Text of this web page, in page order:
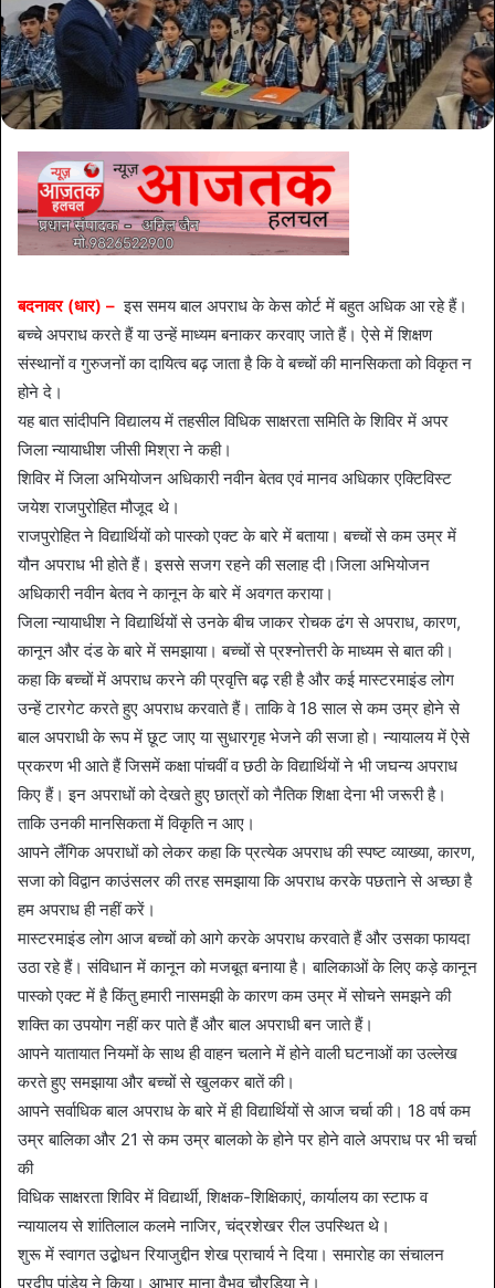
बदनावर (धार) – इस समय बाल अपराध के केस कोर्ट में बहुत अधिक आ रहे हैं।
बच्चे अपराध करते हैं या उन्हें माध्यम बनाकर करवाए जाते हैं। ऐसे में शिक्षण
संस्थानों व गुरुजनों का दायित्व बढ़ जाता है कि वे बच्चों की मानसिकता को विकृत न
होने दे।
यह बात सांदीपनि विद्यालय में तहसील विधिक साक्षरता समिति के शिविर में अपर
जिला न्यायाधीश जीसी मिश्रा ने कही।
शिविर में जिला अभियोजन अधिकारी नवीन बेतव एवं मानव अधिकार एक्टिविस्ट
जयेश राजपुरोहित मौजूद थे।
राजपुरोहित ने विद्यार्थियों को पास्को एक्ट के बारे में बताया। बच्चों से कम उम्र में
यौन अपराध भी होते हैं। इससे सजग रहने की सलाह दी।जिला अभियोजन
अधिकारी नवीन बेतव ने कानून के बारे में अवगत कराया।
जिला न्यायाधीश ने विद्यार्थियों से उनके बीच जाकर रोचक ढंग से अपराध, कारण,
कानून और दंड के बारे में समझाया। बच्चों से प्रश्नोत्तरी के माध्यम से बात की।
कहा कि बच्चों में अपराध करने की प्रवृत्ति बढ़ रही है और कई मास्टरमाइंड लोग
उन्हें टारगेट करते हुए अपराध करवाते हैं। ताकि वे 18 साल से कम उम्र होने से
बाल अपराधी के रूप में छूट जाए या सुधारगृह भेजने की सजा हो। न्यायालय में ऐसे
प्रकरण भी आते हैं जिसमें कक्षा पांचवीं व छठी के विद्यार्थियों ने भी जघन्य अपराध
किए हैं। इन अपराधों को देखते हुए छात्रों को नैतिक शिक्षा देना भी जरूरी है।
ताकि उनकी मानसिकता में विकृति न आए।
आपने लैंगिक अपराधों को लेकर कहा कि प्रत्येक अपराध की स्पष्ट व्याख्या, कारण,
सजा को विद्वान काउंसलर की तरह समझाया कि अपराध करके पछताने से अच्छा है
हम अपराध ही नहीं करें।
मास्टरमाइंड लोग आज बच्चों को आगे करके अपराध करवाते हैं और उसका फायदा
उठा रहे हैं। संविधान में कानून को मजबूत बनाया है। बालिकाओं के लिए कड़े कानून
पास्को एक्ट में है किंतु हमारी नासमझी के कारण कम उम्र में सोचने समझने की
शक्ति का उपयोग नहीं कर पाते हैं और बाल अपराधी बन जाते हैं।
आपने यातायात नियमों के साथ ही वाहन चलाने में होने वाली घटनाओं का उल्लेख
करते हुए समझाया और बच्चों से खुलकर बातें की।
आपने सर्वाधिक बाल अपराध के बारे में ही विद्यार्थियों से आज चर्चा की। 18 वर्ष कम
उम्र बालिका और 21 से कम उम्र बालको के होने पर होने वाले अपराध पर भी चर्चा
की
विधिक साक्षरता शिविर में विद्यार्थी, शिक्षक-शिक्षिकाएं, कार्यालय का स्टाफ व
न्यायालय से शांतिलाल कलमे नाजिर, चंद्रशेखर रील उपस्थित थे।
शुरू में स्वागत उद्बोधन रियाजुद्दीन शेख प्राचार्य ने दिया। समारोह का संचालन
प्रदीप पांडेय ने किया। आभार माना वैभव चौरड़िया ने।